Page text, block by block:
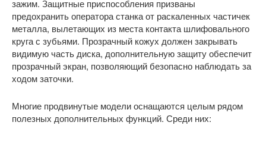
зажим. Защитные приспособления призваны
предохранить оператора станка от раскаленных частичек
металла, вылетающих из места контакта шлифовального
круга с зубьями. Прозрачный кожух должен закрывать
видимую часть диска, дополнительную защиту обеспечит
прозрачный экран, позволяющий безопасно наблюдать за
ходом заточки.
Многие продвинутые модели оснащаются целым рядом
полезных дополнительных функций. Среди них: